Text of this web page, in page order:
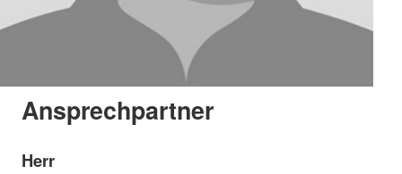
Ansprechpartner
Herr